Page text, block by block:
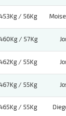
/ 56Kg
/ 57Kg
/ 55Kg
/ 55Kg
/ 55Kg